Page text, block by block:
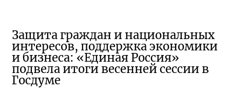
Защита граждан и национальных
интересов, поддержка экономики
и бизнеса: «Единая Россия»
подвела итоги весенней сессии в
Госдуме